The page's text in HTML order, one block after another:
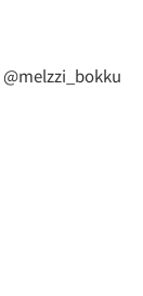
@melzzi_bokku